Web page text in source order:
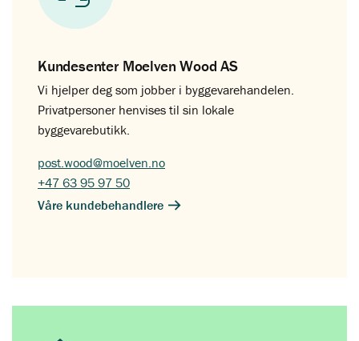
Kundesenter Moelven Wood AS
Vi hjelper deg som jobber i byggevarehandelen.
Privatpersoner henvises til sin lokale
byggevarebutikk.
post.wood@moelven.no
+47 63 95 97 50
Våre kundebehandlere